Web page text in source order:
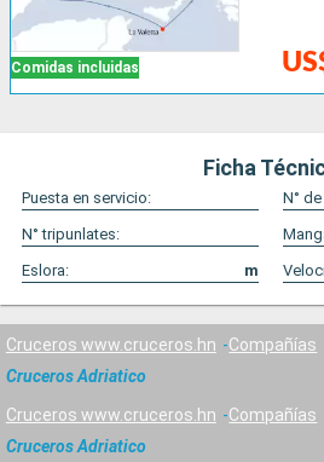
Comidas incluidas
Ficha
Puesta en servicio:
N°
N° tripunlates:
Eslora:
m
Cruceros www.cruceros.hn Compañías
Cruceros Adriatico
Cruceros www.cruceros.hn Compañías
Cruceros Adriatico